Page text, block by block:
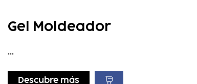
Gel Moldeador
...
Descubre más